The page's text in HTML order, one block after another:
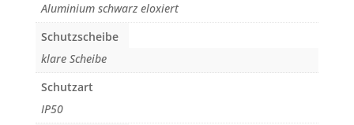
Aluminium schwarz eloxiert
Schutzscheibe
klare Scheibe
Schutzart
IP50